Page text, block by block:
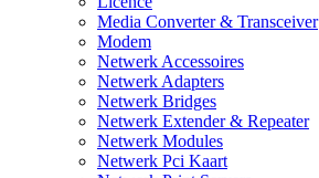
Media Converter & Transceiver
Modem
Netwerk Accessoires
Netwerk Adapters
Netwerk Bridges
Netwerk Extender & Repeater
Netwerk Modules
Netwerk Pci Kaart